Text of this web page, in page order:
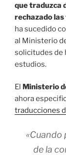
que traduzca
rechazado
ha sucedido
al Ministerio
solicitudes de
estudios.
El Ministerio
ahora
traducciones
«Cuando
de la